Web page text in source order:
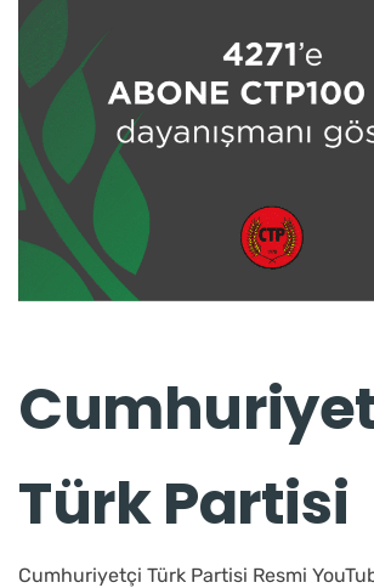
Türk Partisi
Cumhuriyetçi Türk Partisi Resmi